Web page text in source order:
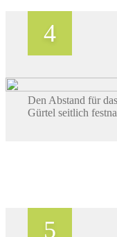
Den Abstand für
Gürtel seitlich